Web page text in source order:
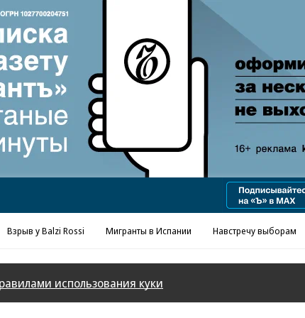
Реклама в «Ъ» www.kommersant.ru/ad
Взрыв у Balzi Rossi Мигранты в Испании Навстречу выборам
использования куки